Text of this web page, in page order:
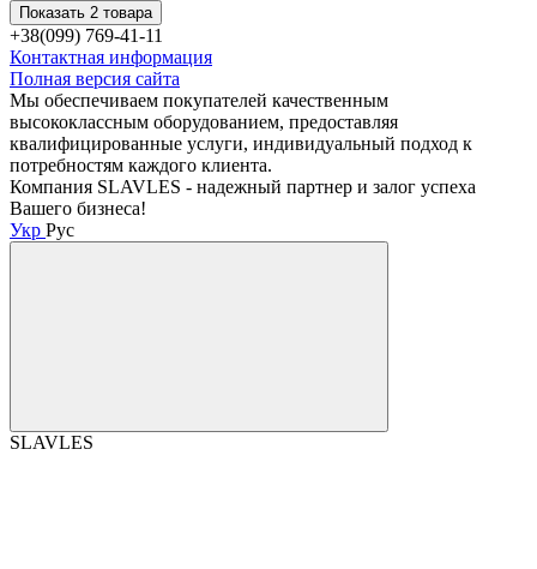
Показать 2 товара
+38(099) 769-41-11
Контактная информация
Полная версия сайта
Мы обеспечиваем покупателей качественным
высококлассным оборудованием, предоставляя
квалифицированные услуги, индивидуальный подход к
потребностям каждого клиента.
Компания SLAVLES - надежный партнер и залог успеха
Вашего бизнеса!
Укр Рус
SLAVLES